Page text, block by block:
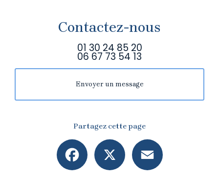
Contactez-nous
01 30 24 85 20
06 67 73 54 13
Envoyer un message
Partagez cette page
Facebook